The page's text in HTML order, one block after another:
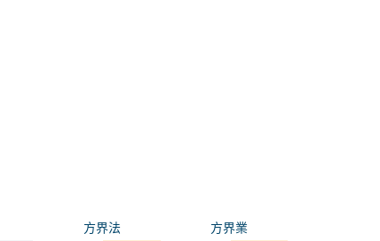
方界法 方界業